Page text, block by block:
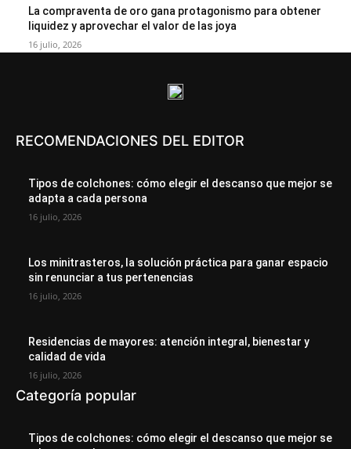
La compraventa de oro gana protagonismo para obtener
liquidez y aprovechar el valor de las joya
16 julio, 2026
RECOMENDACIONES DEL EDITOR
Tipos de colchones: cómo elegir el descanso que mejor se
adapta a cada persona
16 julio, 2026
Los minitrasteros, la solución práctica para ganar espacio
sin renunciar a tus pertenencias
16 julio, 2026
Residencias de mayores: atención integral, bienestar y
calidad de vida
16 julio, 2026
Categoría popular
Tipos de colchones: cómo elegir el descanso que mejor se